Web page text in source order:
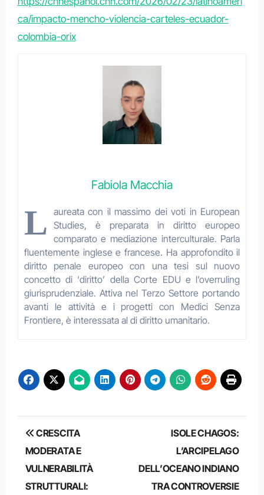
ca/impacto-mencho-violencia-carteles-ecuador-
colombia-orix
Fabiola Macchia
L aureata con il massimo dei voti in European
Studies, è preparata in diritto europeo
comparato e mediazione interculturale. Parla
fluentemente inglese e francese. Ha approfondito il
diritto penale europeo con una tesi sul nuovo
concetto di ‘diritto’ della Corte EDU e l’overruling
giurisprudenziale. Attiva nel Terzo Settore portando
avanti le attività e i progetti con Medici Senza
Frontiere, è interessata al di diritto umanitario.
Navigazione
articoli
CRESCITA
MODERATA E
VULNERABILITÀ
STRUTTURALI:
ISOLE CHAGOS:
L’ARCIPELAGO
DELL’OCEANO INDIANO
TRA CONTROVERSIE